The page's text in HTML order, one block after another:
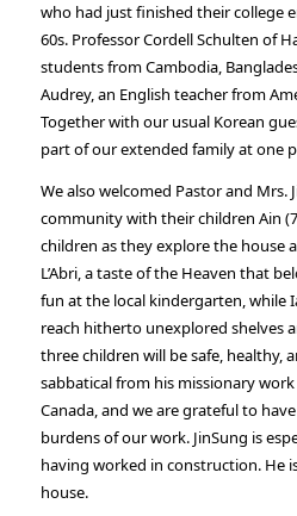
who had just finished their college
60s. Professor Cordell Schulten of
students from Cambodia,
Audrey, an English teacher from
Together with our usual Korean
part of our extended family at one
We also welcomed Pastor and Mrs.
community with their children Ain
children as they explore the house
L’Abri, a taste of the Heaven that
fun at the local kindergarten, while
reach hitherto unexplored shelves
three children will be safe, healthy,
sabbatical from his missionary
Canada, and we are grateful to
burdens of our work. JinSung is
having worked in construction. He
house.